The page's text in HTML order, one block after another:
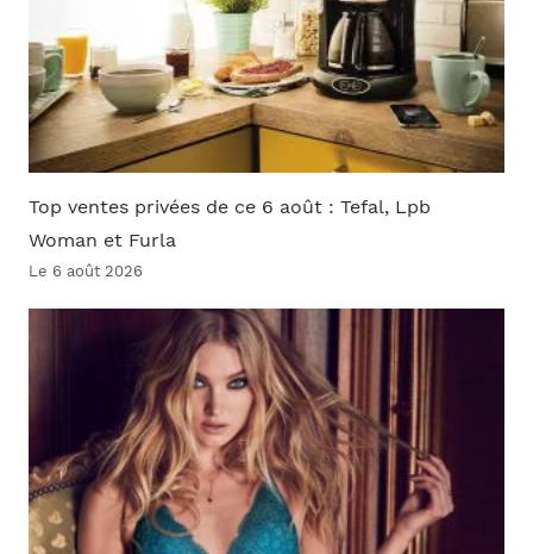
Top ventes privées de ce 6 août : Tefal, Lpb
Woman et Furla
Le 6 août 2026